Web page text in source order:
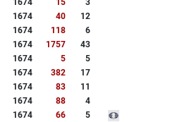
1674 15
3
1674 40
12
1674 118
6
1674 1757
43
1674 5
5
1674 382
17
1674 83
11
1674 88
4
1674 66
5